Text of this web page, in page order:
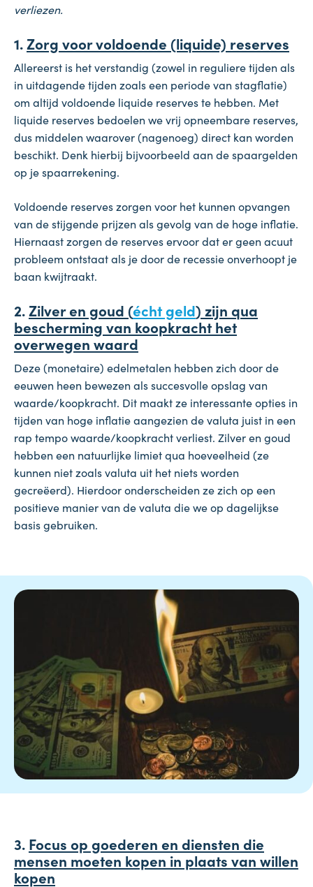
verliezen.
1.Zorg voor voldoende (liquide) reserves
Allereerst is het verstandig (zowel in reguliere tijden als
in uitdagende tijden zoals een periode van stagflatie)
om altijd voldoende liquide reserves te hebben. Met
liquide reserves bedoelen we vrij opneembare reserves,
dus middelen waarover (nagenoeg) direct kan worden
beschikt. Denk hierbij bijvoorbeeld aan de spaargelden
op je spaarrekening.
Voldoende reserves zorgen voor het kunnen opvangen
van de stijgende prijzen als gevolg van de hoge inflatie.
Hiernaast zorgen de reserves ervoor dat er geen acuut
probleem ontstaat als je door de recessie onverhoopt je
baan kwijtraakt.
2.Zilver en goud (écht geld) zijn qua
bescherming van koopkracht het
overwegen waard
Deze (monetaire) edelmetalen hebben zich door de
eeuwen heen bewezen als succesvolle opslag van
waarde/koopkracht. Dit maakt ze interessante opties in
tijden van hoge inflatie aangezien de valuta juist in een
rap tempo waarde/koopkracht verliest. Zilver en goud
hebben een natuurlijke limiet qua hoeveelheid (ze
kunnen niet zoals valuta uit het niets worden
gecreëerd). Hierdoor onderscheiden ze zich op een
positieve manier van de valuta die we op dagelijkse
basis gebruiken.
3. Focus op goederen en diensten die
mensen moeten kopen in plaats van willen
kopen